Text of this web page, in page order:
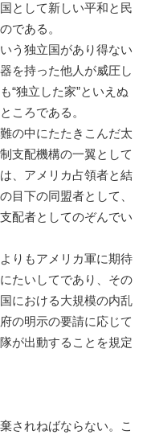
として新しい平和と民
である。
う独立国があり得ない
を持った他人が威圧し
“独立した家”といえぬ
ころである。
の中にたたきこんだ太
支配機構の一翼として
、アメリカ占領者と結
目下の同盟者として、
配者としてのぞんでい
りもアメリカ軍に期待
たいしてであり、その
における大規模の内乱
の明示の要請に応じて
が出動することを規定
されねばならない。こ